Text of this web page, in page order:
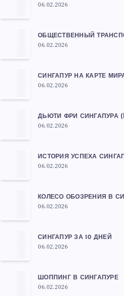
06.02.2026
ОБЩЕСТВЕННЫЙ
06.02.2026
СИНГАПУР НА КАРТЕ
06.02.2026
ДЬЮТИ ФРИ СИНГАПУРА
06.02.2026
ИСТОРИЯ УСПЕХА
06.02.2026
КОЛЕСО ОБОЗРЕНИЯ В
06.02.2026
СИНГАПУР ЗА 10 ДНЕЙ
06.02.2026
ШОППИНГ В СИНГАПУРЕ
06.02.2026